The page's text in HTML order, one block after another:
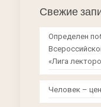
Свежие
Определен
«Лига
Человек –